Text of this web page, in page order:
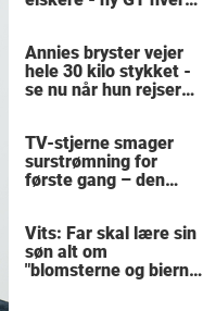
Annies bryster vejer
hele 30 kilo stykket -
se nu når hun rejser
TV-stjerne smager
surstrømning for
første gang – den
skrige af grin
Vits: Far skal lære sin
søn alt om
"blomsterne og bierne"